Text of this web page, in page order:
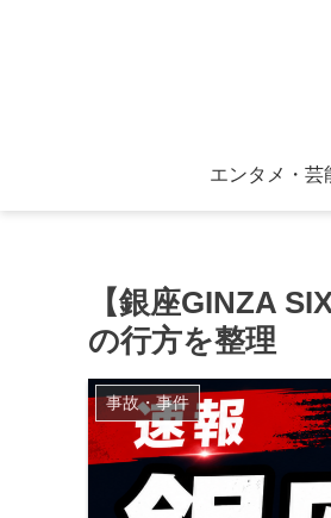
エンタメ・芸
【銀座GINZA
の行方を整理
事故・事件